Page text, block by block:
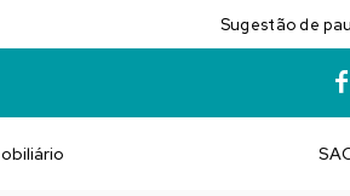
Sugestão de